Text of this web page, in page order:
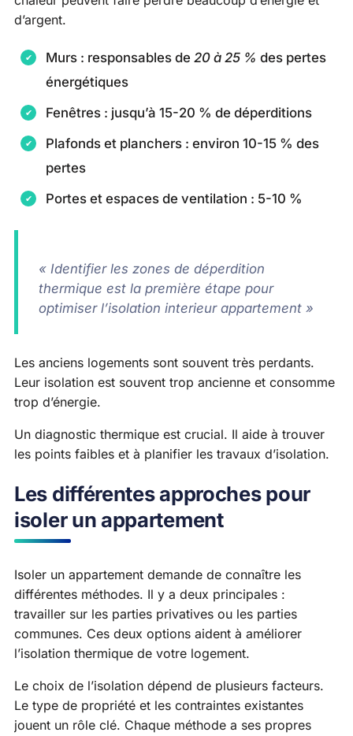
d’argent.
Murs : responsables de 20 à 25 % des pertes
énergétiques
Fenêtres : jusqu’à 15-20 % de déperditions
Plafonds et planchers : environ 10-15 % des
pertes
Portes et espaces de ventilation : 5-10 %
« Identifier les zones de déperdition
thermique est la première étape pour
optimiser l’isolation interieur appartement »
Les anciens logements sont souvent très perdants.
Leur isolation est souvent trop ancienne et consomme
trop d’énergie.
Un diagnostic thermique est crucial. Il aide à trouver
les points faibles et à planifier les travaux d’isolation.
Les différentes approches pour
isoler un appartement
Isoler un appartement demande de connaître les
différentes méthodes. Il y a deux principales :
travailler sur les parties privatives ou les parties
communes. Ces deux options aident à améliorer
l’isolation thermique de votre logement.
Le choix de l’isolation dépend de plusieurs facteurs.
Le type de propriété et les contraintes existantes
jouent un rôle clé. Chaque méthode a ses propres